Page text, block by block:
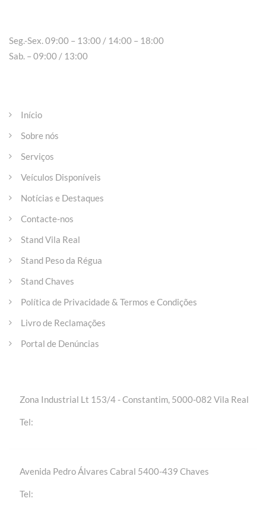
Seg.-Sex. 09:00 – 13:00 / 14:00 – 18:00
Sab. – 09:00 / 13:00
Início
Sobre nós
Serviços
Veículos Disponíveis
Notícias e Destaques
Contacte-nos
Stand Vila Real
Stand Peso da Régua
Stand Chaves
Política de Privacidade & Termos e Condições
Livro de Reclamações
Portal de Denúncias
Zona Industrial Lt 153/4 - Constantim, 5000-082 Vila Real
Tel:
Avenida Pedro Álvares Cabral 5400-439 Chaves
Tel: